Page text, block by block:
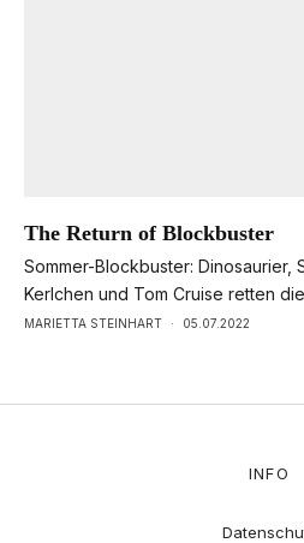
The Return of Blockbuster
Sommer-Blockbuster: Dinosaurier,
Kerlchen und Tom Cruise retten
MARIETTA STEINHART · 05.07.2022
INFO